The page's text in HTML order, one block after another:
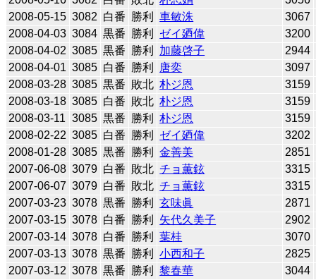
2008-05-15 3082 白番 勝利 車敏洙
3067
2008-04-03 3084 黒番 勝利 ゼイ廼偉
3200
2008-04-02 3085 黒番 勝利 加藤啓子
2944
2008-04-01 3085 白番 勝利 唐奕
3097
2008-03-28 3085 黒番 敗北 朴ジ恩
3159
2008-03-18 3085 白番 敗北 朴ジ恩
3159
2008-03-11 3085 黒番 勝利 朴ジ恩
3159
2008-02-22 3085 白番 勝利 ゼイ廼偉
3202
2008-01-28 3085 黒番 勝利 金善美
2851
2007-06-08 3079 白番 敗北 チョ薫鉉
3315
2007-06-07 3079 白番 敗北 チョ薫鉉
3315
2007-03-23 3078 黒番 勝利 玄味眞
2871
2007-03-15 3078 白番 勝利 矢代久美子
2902
2007-03-14 3078 白番 勝利 葉桂
3070
2007-03-13 3078 黒番 勝利 小西和子
2825
2007-03-12 3078 黒番 勝利 黎春華
3044